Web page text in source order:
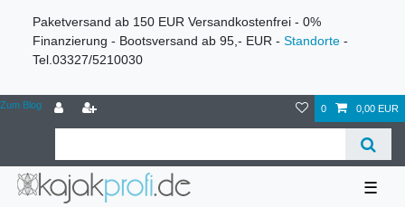
Paketversand ab 150 EUR Versandkostenfrei - 0%
Finanzierung - Bootsversand ab 95,- EUR - Standorte -
Tel.03327/5210030
Zum Blog 0 0,00 EUR
☰